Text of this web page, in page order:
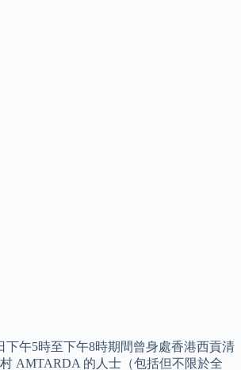
下午5時至下午8時期間曾身處香港西貢清
AMTARDA 的人士（包括但不限於全